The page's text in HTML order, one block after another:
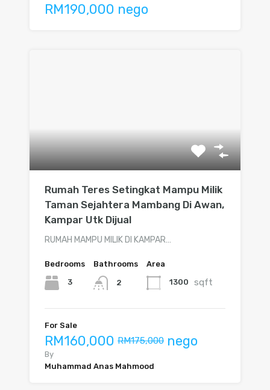
RM190,000 nego
Rumah Teres Setingkat Mampu Milik
Taman Sejahtera Mambang Di Awan,
Kampar Utk Dijual
RUMAH MAMPU MILIK DI KAMPAR…
Bedrooms
3
Bathrooms
2
Area
1300 sqft
For Sale
RM160,000 RM175,000 nego
By
Muhammad Anas Mahmood